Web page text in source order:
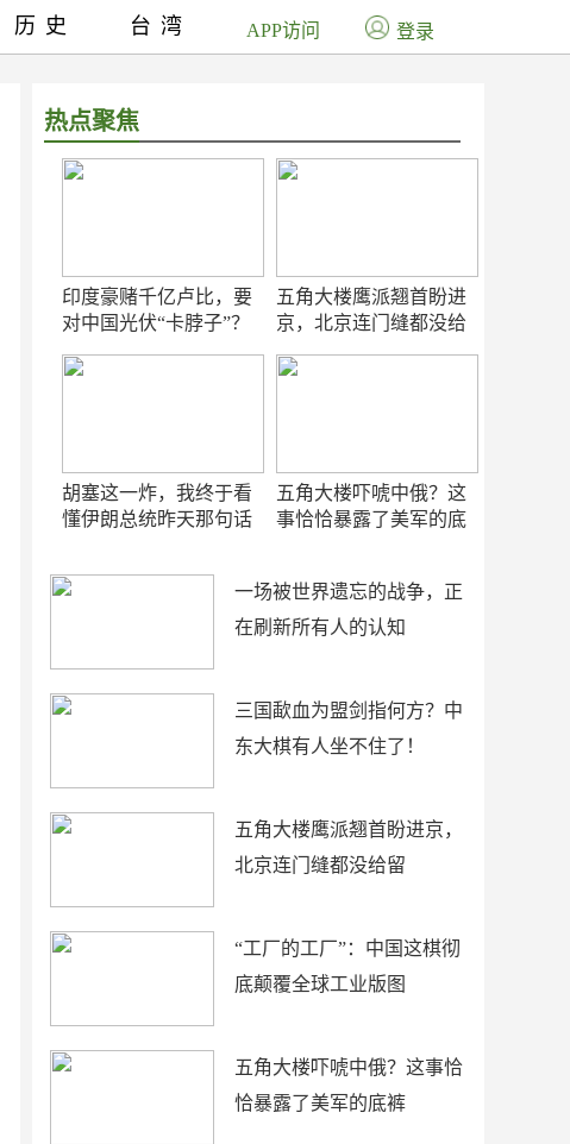
热点聚焦
印度豪赌千亿卢比，要
对中国光伏“卡脖子”？
五角大楼鹰派翘首盼进
京，北京连门缝都没给
胡塞这一炸，我终于看
懂伊朗总统昨天那句话
五角大楼吓唬中俄？这
事恰恰暴露了美军的底
一场被世界遗忘的战争，正
在刷新所有人的认知
三国歃血为盟剑指何方？中
东大棋有人坐不住了！
五角大楼鹰派翘首盼进京，
北京连门缝都没给留
“工厂的工厂”：中国这棋彻
底颠覆全球工业版图
五角大楼吓唬中俄？这事恰
恰暴露了美军的底裤
历史 台湾 APP访问 登录